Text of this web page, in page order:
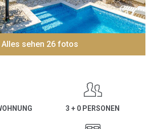
Alles sehen 26 fotos
3 + 0 PERSONEN